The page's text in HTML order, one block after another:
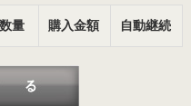
数量 購入金額 自動継続